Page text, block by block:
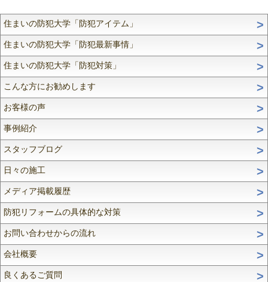
住まいの防犯大学「防犯アイテム」
住まいの防犯大学「防犯最新事情」
住まいの防犯大学「防犯対策」
こんな方にお勧めします
お客様の声
事例紹介
スタッフブログ
日々の施工
メディア掲載履歴
防犯リフォームの具体的な対策
お問い合わせからの流れ
会社概要
良くあるご質問